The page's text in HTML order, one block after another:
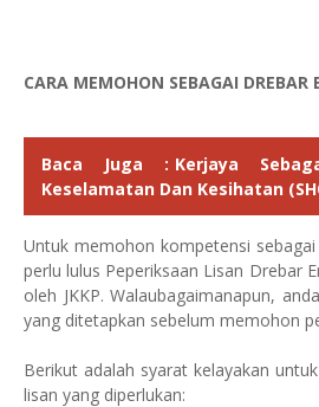
CARA MEMOHON SEBAGAI DREBAR
Baca Juga : Kerjaya
Keselamatan Dan Kesihatan
Untuk memohon kompetensi
perlu lulus Peperiksaan Lisan Drebar
oleh JKKP. Walaubagaimanapun,
yang ditetapkan sebelum memohon
Berikut adalah syarat kelayakan
lisan yang diperlukan: